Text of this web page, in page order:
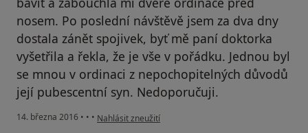
nosem. Po poslední návštěvě jsem za dva dny
dostala zánět spojivek, byť mě paní doktorka
vyšetřila a řekla, že je vše v pořádku. Jednou byl
se mnou v ordinaci z nepochopitelných důvodů
její pubescentní syn. Nedoporučuji.
14. března 2016 • • • podle názoru uživatele Váš účet byl odstraněn
Nahlásit zneužití